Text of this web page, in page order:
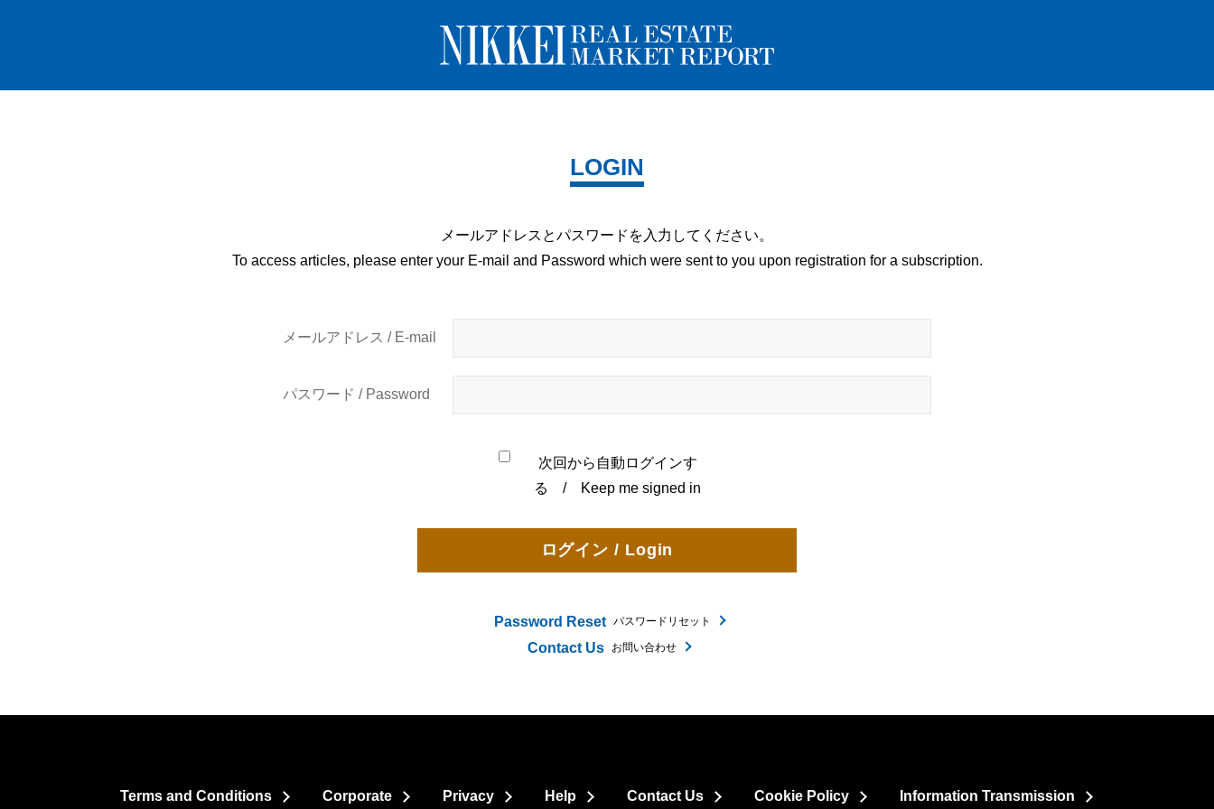
LOGIN
メールアドレスとパスワードを 入力してください。
To access articles, please enter your E-mail and Password which were sent to you upon registration for a subscription.
メールアドレス / E-mail
パスワード / Password
次回から自動ログインす
る / Keep me signed in
Password Reset パスワードリセット
Contact Us お問い合わせ
Terms and Conditions Corporate Privacy Help Contact Us Cookie Policy Information Transmission